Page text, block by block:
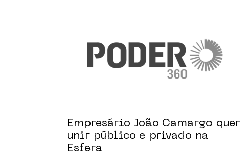
Empresário João Camargo quer
unir público e privado na
Esfera